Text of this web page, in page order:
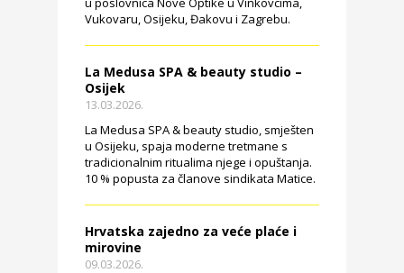
Vukovaru, Osijeku, Đakovu i Zagrebu.
La Medusa SPA & beauty studio –
Osijek
13.03.2026.
La Medusa SPA & beauty studio, smješten
u Osijeku, spaja moderne tretmane s
tradicionalnim ritualima njege i opuštanja.
10 % popusta za članove sindikata Matice.
Hrvatska zajedno za veće plaće i
mirovine
09.03.2026.